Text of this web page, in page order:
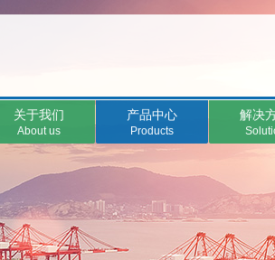
关于我们
About us
产品中心
Products
解决